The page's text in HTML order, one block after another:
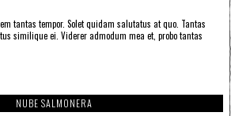
tantas tempor. Solet quidam salutatus at quo. Tantas
similique ei. Viderer admodum mea et, probo tantas
NUBE SALMONERA